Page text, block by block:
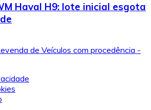
Haval H9: lote inicial esgota